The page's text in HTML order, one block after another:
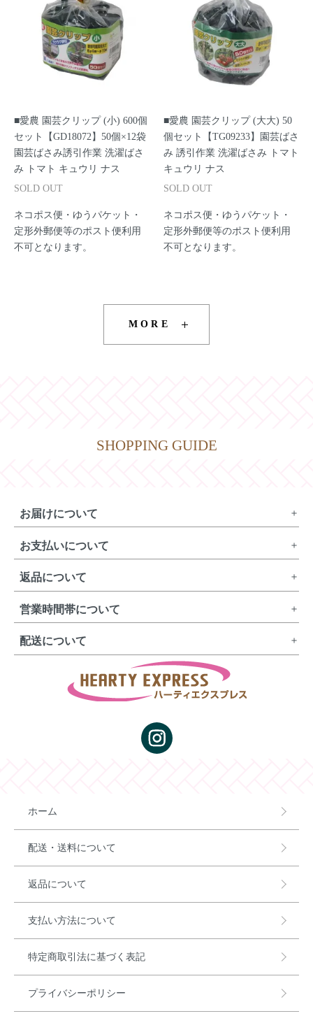
■愛農 園芸クリップ (小) 600個
セット【GD18072】50個×12袋
園芸ばさみ誘引作業 洗濯ばさ
み トマト キュウリ ナス
SOLD OUT
ネコポス便・ゆうパケット・
定形外郵便等のポスト便利用
不可となります。
■愛農 園芸クリップ (大大) 50
個セット【TG09233】園芸ばさ
み 誘引作業 洗濯ばさみ トマト
キュウリ ナス
SOLD OUT
ネコポス便・ゆうパケット・
定形外郵便等のポスト便利用
不可となります。
MORE
SHOPPING GUIDE
お届けについて
お支払いについて
返品について
営業時間帯について
配送について
ホーム
配送・送料について
返品について
支払い方法について
特定商取引法に基づく表記
プライバシーポリシー